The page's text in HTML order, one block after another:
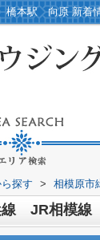
探す > 相模原市
線 JR相模